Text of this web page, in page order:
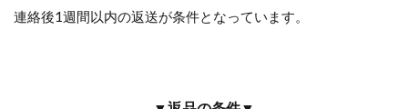
連絡後1週間以内の返送が条件となっています。